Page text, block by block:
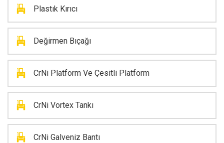
Plastık Kırıcı
Değirmen Bıçağı
CrNi Platform Ve Çesitli Platform
CrNi Vortex Tankı
CrNi Galveniz Bantı